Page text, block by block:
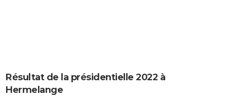
CARTE DE VOEUX
Carte de Noël
Carte Bonne année
Carte Saint-Valentin
Carte Pâques
Carte d'anniversaire
DICTIONNAIRE
Résultat de la présidentielle 2022 à
Hermelange